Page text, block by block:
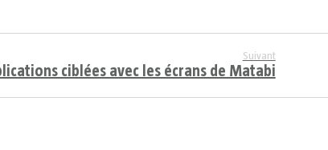
Suivant
ciblées avec les écrans de Matabi